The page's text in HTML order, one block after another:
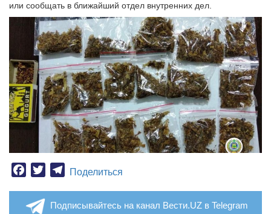
или сообщать в ближайший отдел внутренних дел.
Facebook
TwitterTelegram
Поделиться
Подписывайтесь на канал Вести.UZ в Telegram